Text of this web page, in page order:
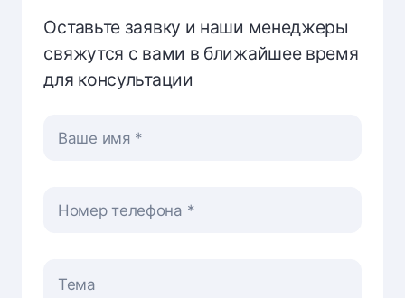
Оставьте заявку и наши менеджеры
свяжутся с вами в ближайшее время
для консультации
Ваше имя
Номер телефона